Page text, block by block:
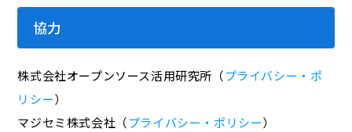
協力
株式会社オープンソース活用研究所（プライバシー・ポ
リシー）
マジセミ株式会社（プライバシー・ポリシー）